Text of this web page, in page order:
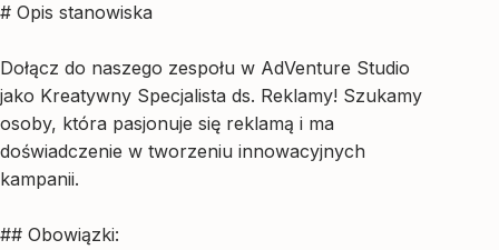
# Opis stanowiska
Dołącz do naszego zespołu w AdVenture Studio
jako Kreatywny Specjalista ds. Reklamy! Szukamy
osoby, która pasjonuje się reklamą i ma
doświadczenie w tworzeniu innowacyjnych
kampanii.
## Obowiązki: